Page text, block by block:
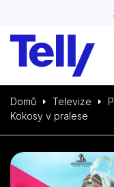
Domů Televize
Kokosy v pralese